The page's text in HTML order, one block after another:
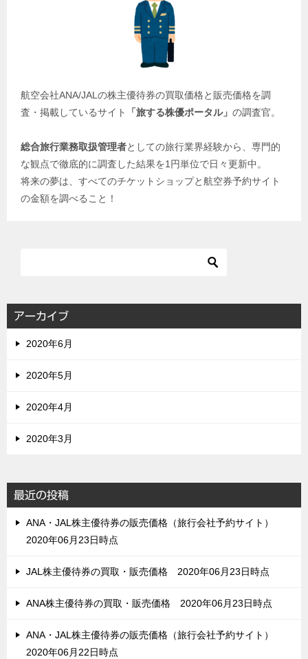
航空会社ANA/JALの株主優待券の買取価格と販売価格を調
査・掲載しているサイト
「旅する株優ポータル」 の調査官。
総合旅行業務取扱管理者としての旅行業界経験から、専門的
な観点で徹底的に調査した結果を1円単位で日々更新中。
将来の夢は、すべてのチケットショップと航空券予約サイト
の金額を調べること！
アーカイブ
2020年6月
2020年5月
2020年4月
2020年3月
最近の投稿
ANA・JAL株主優待券の販売価格（旅行会社予約サイト）
2020年06月23日時点
JAL株主優待券の買取・販売価格 2020年06月23日時点
ANA株主優待券の買取・販売価格 2020年06月23日時点
ANA・JAL株主優待券の販売価格（旅行会社予約サイト）
2020年06月22日時点